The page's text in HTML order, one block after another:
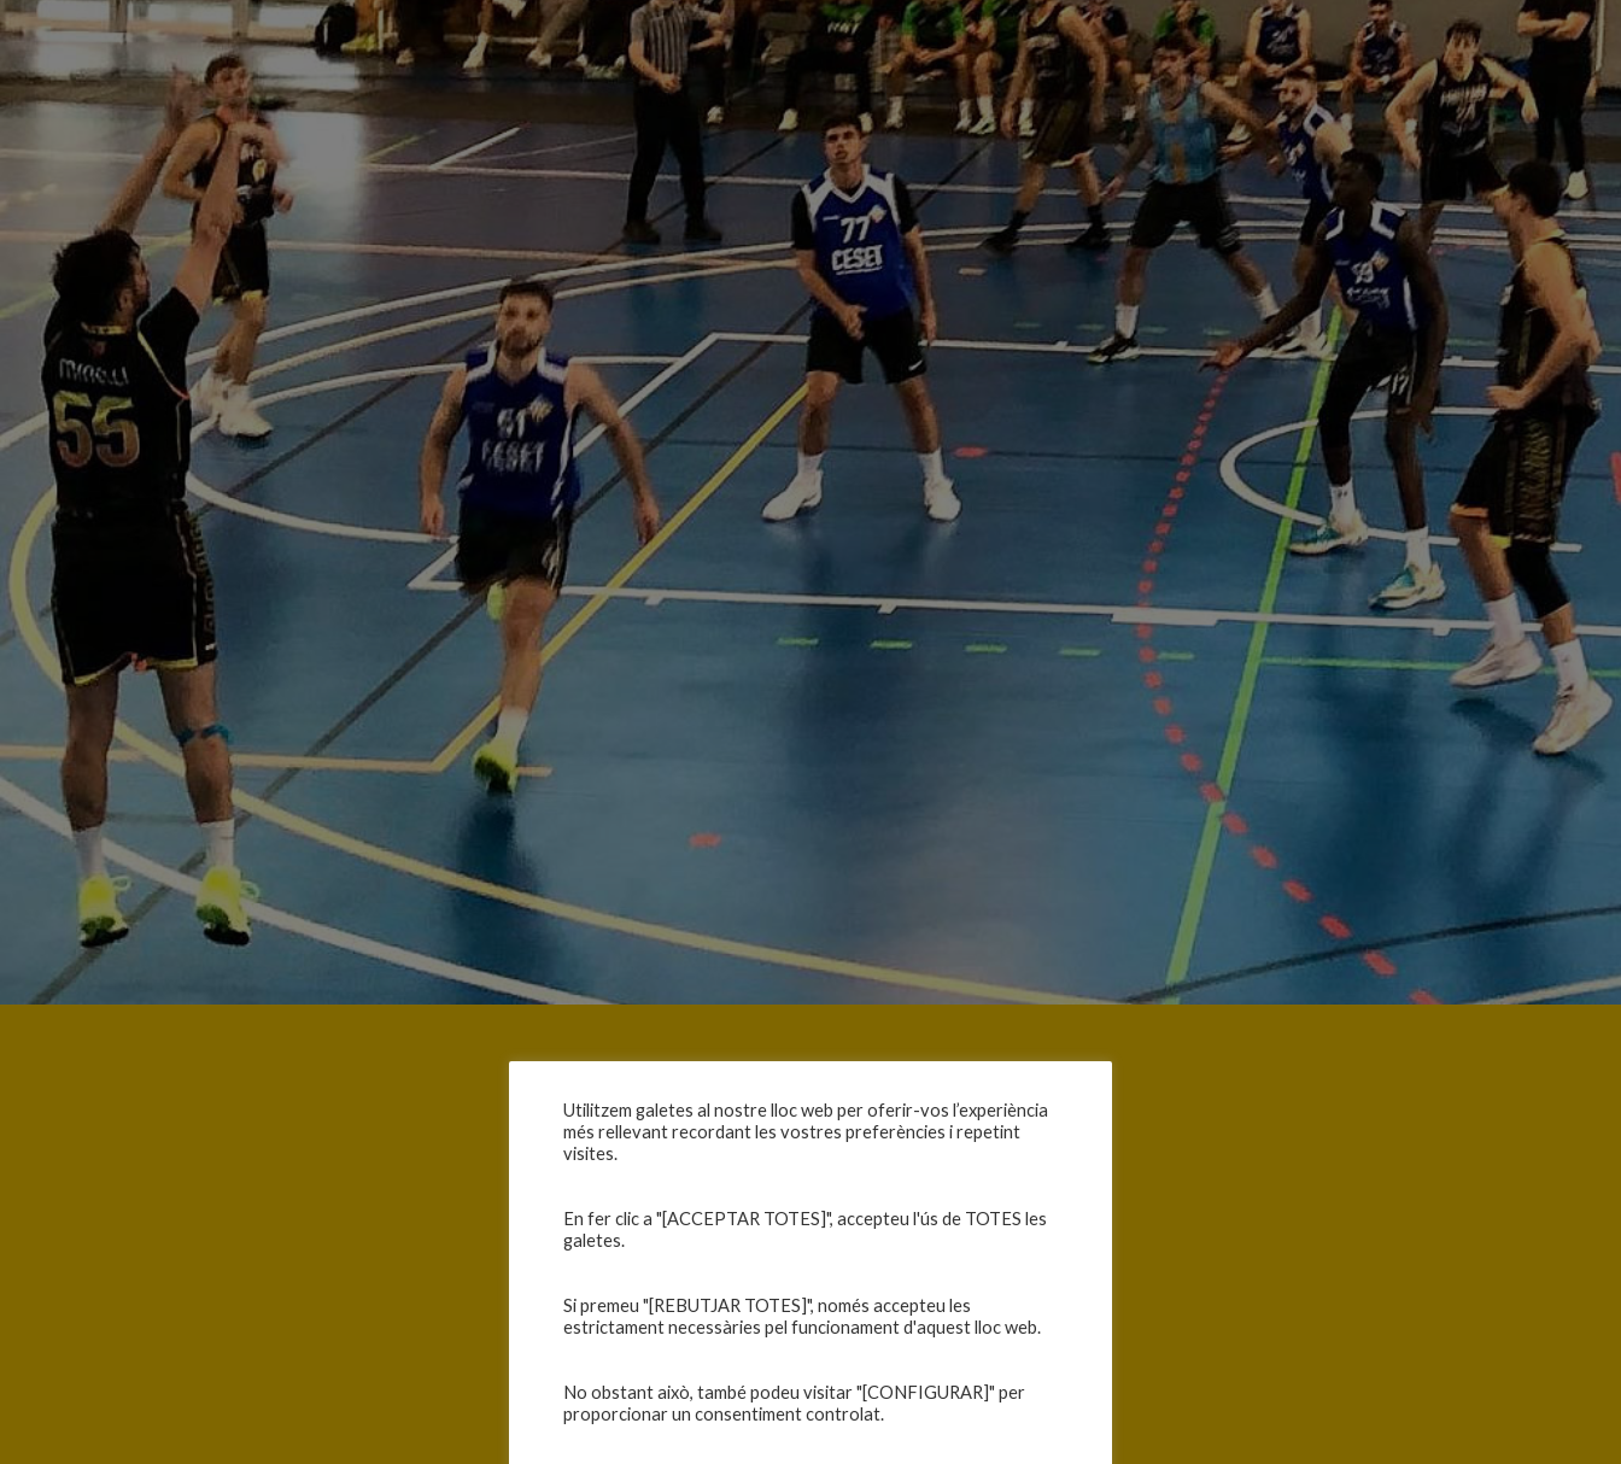
Utilitzem galetes al nostre lloc web per oferir-vos l’experiència
més rellevant recordant les vostres preferències i repetint
visites.
En fer clic a "[ACCEPTAR TOTES]", accepteu l'ús de TOTES les
galetes.
Si premeu "[REBUTJAR TOTES]", només accepteu les
estrictament necessàries pel funcionament d'aquest lloc web.
No obstant això, també podeu visitar "[CONFIGURAR]" per
proporcionar un consentiment controlat.